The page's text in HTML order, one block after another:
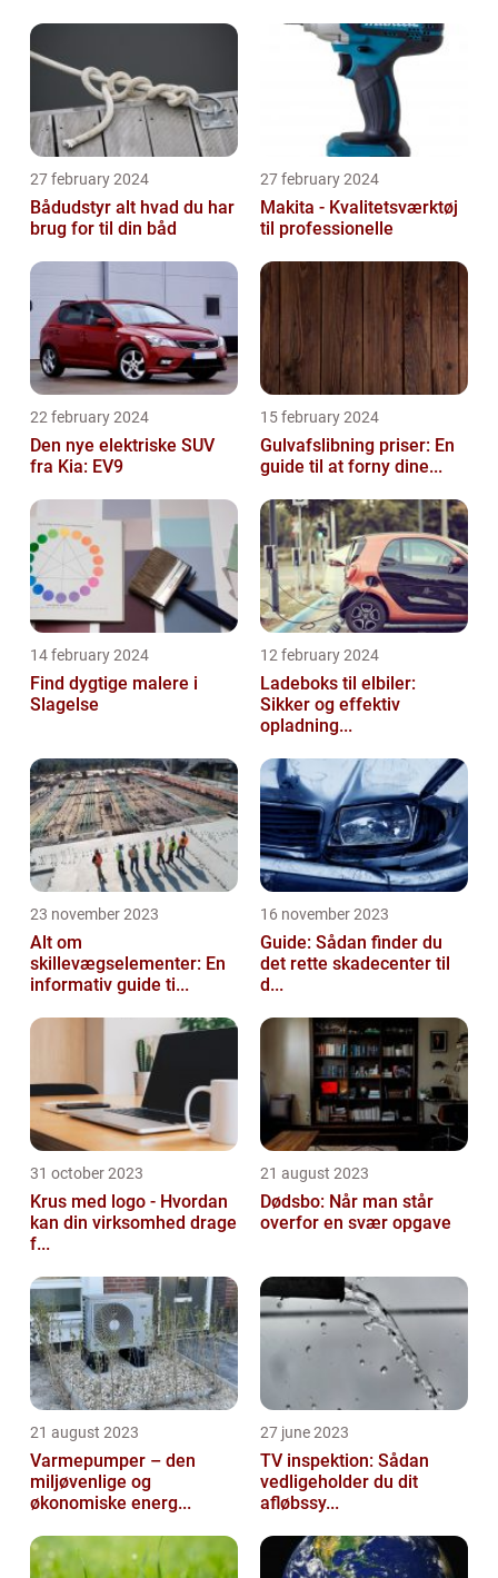
27 february 2024
Bådudstyr alt hvad du har
brug for til din båd
27 february 2024
Makita - Kvalitetsværktøj
til professionelle
22 february 2024
Den nye elektriske SUV
fra Kia: EV9
15 february 2024
Gulvafslibning priser: En
guide til at forny dine...
14 february 2024
Find dygtige malere i
Slagelse
12 february 2024
Ladeboks til elbiler:
Sikker og effektiv
opladning...
23 november 2023
Alt om
skillevægselementer: En
informativ guide ti...
16 november 2023
Guide: Sådan finder du
det rette skadecenter til
d...
31 october 2023
Krus med logo - Hvordan
kan din virksomhed drage
f...
21 august 2023
Dødsbo: Når man står
overfor en svær opgave
21 august 2023
Varmepumper – den
miljøvenlige og
økonomiske energ...
27 june 2023
TV inspektion: Sådan
vedligeholder du dit
afløbssy...